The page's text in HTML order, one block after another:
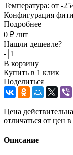
Температура: от -
Конфигурация
Подробнее
0 ₽ /шт
Нашли дешевле?
-
В корзину
Купить в 1 клик
Поделиться
Цена
отличаться от цен
Описание